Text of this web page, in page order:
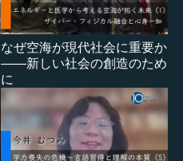
なぜ空海が現代社会に重要か
――新しい社会の創造のため
に